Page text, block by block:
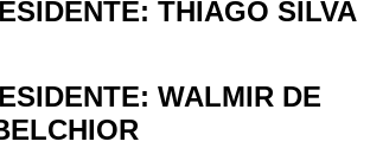
THIAGO SILVA
WALMIR DE